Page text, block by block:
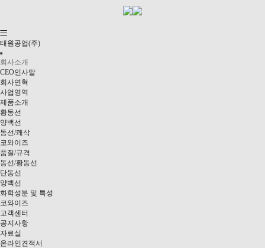
태원공업(주)
회사소개
CEO인사말
회사연혁
사업영역
제품소개
황동선
양백선
동선/쾌삭
코와이즈
품질/규격
동선/황동선
단동선
양백선
화학성분 및 특성
코와이즈
고객센터
공지사항
자료실
온라인견적서